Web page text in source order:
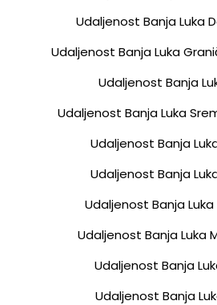
Udaljenost Banja Luka
Udaljenost Banja Luka
Udaljenost Banja
Udaljenost Banja Luka
Udaljenost Banja
Udaljenost Banja
Udaljenost Banja Luka
Udaljenost Banja Luka
Udaljenost Banja
Udaljenost Banja